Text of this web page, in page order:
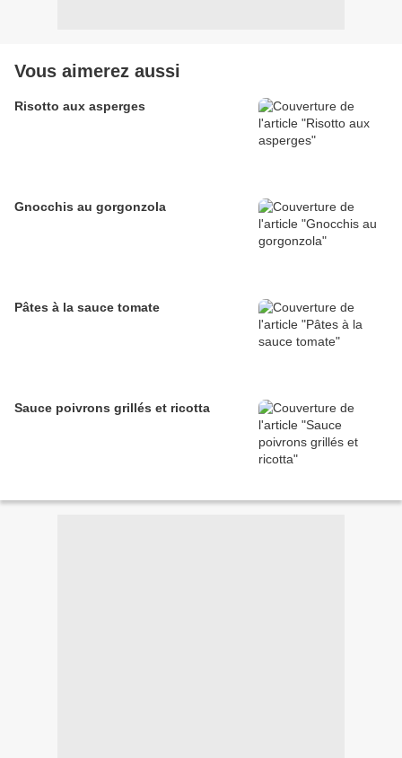
Vous aimerez aussi
Risotto aux asperges
Gnocchis au gorgonzola
Pâtes à la sauce tomate
Sauce poivrons grillés et ricotta